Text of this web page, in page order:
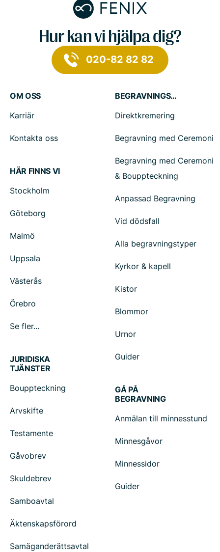
Hur kan vi hjälpa dig?
020-82 82 82
OM OSS
Karriär
Kontakta oss
HÄR FINNS VI
Stockholm
Göteborg
Malmö
Uppsala
Västerås
Örebro
Se fler...
BEGRAVNINGSTJÄNSTER
Direktkremering
Begravning med Ceremoni
Begravning med Ceremoni
& Bouppteckning
Anpassad Begravning
Vid dödsfall
Alla begravningstyper
Kyrkor & kapell
Kistor
Blommor
Urnor
Guider
JURIDISKA
TJÄNSTER
Bouppteckning
Arvskifte
Testamente
Gåvobrev
Skuldebrev
Samboavtal
Äktenskapsförord
Samäganderättsavtal
GÅ PÅ
BEGRAVNING
Anmälan till minnesstund
Minnesgåvor
Minnessidor
Guider